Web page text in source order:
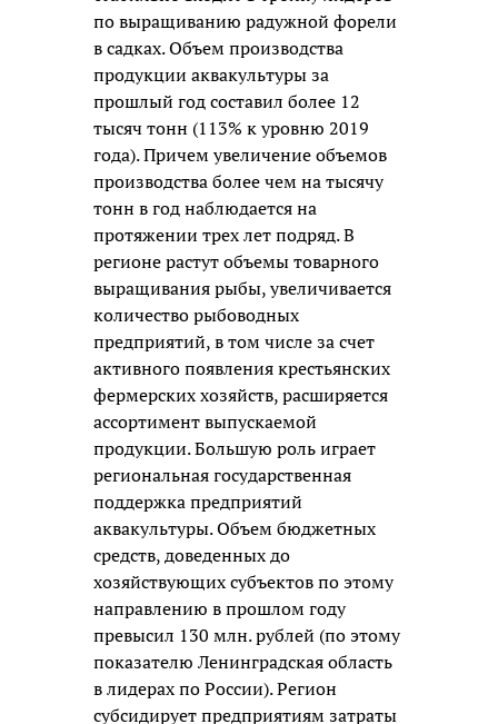
по выращиванию радужной форели
в садках. Объем производства
продукции аквакультуры за
прошлый год составил более 12
тысяч тонн (113% к уровню 2019
года). Причем увеличение объемов
производства более чем на тысячу
тонн в год наблюдается на
протяжении трех лет подряд. В
регионе растут объемы товарного
выращивания рыбы, увеличивается
количество рыбоводных
предприятий, в том числе за счет
активного появления крестьянских
фермерских хозяйств, расширяется
ассортимент выпускаемой
продукции. Большую роль играет
региональная государственная
поддержка предприятий
аквакультуры. Объем бюджетных
средств, доведенных до
хозяйствующих субъектов по этому
направлению в прошлом году
превысил 130 млн. рублей (по этому
показателю Ленинградская область
в лидерах по России). Регион
субсидирует предприятиям затраты